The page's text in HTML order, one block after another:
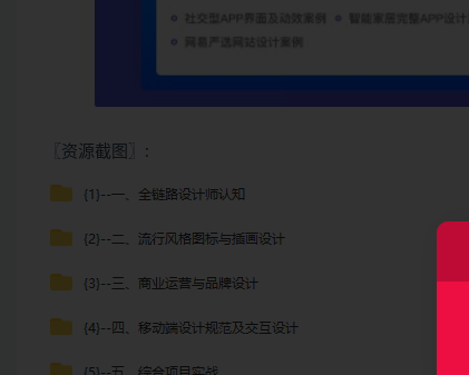
〖资源截图〗: